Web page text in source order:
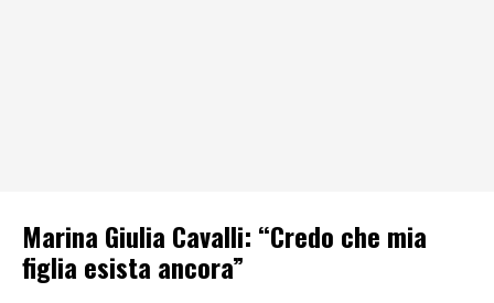
Marina Giulia Cavalli: “Credo che mia
figlia esista ancora”